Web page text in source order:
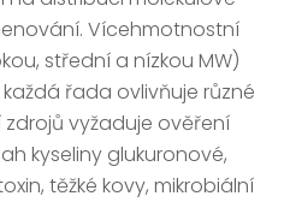
Vícehmotnostní
střední a nízkou MW)
řada ovlivňuje různé
zdrojů vyžaduje ověření
kyseliny glukuronové,
těžké kovy, mikrobiální